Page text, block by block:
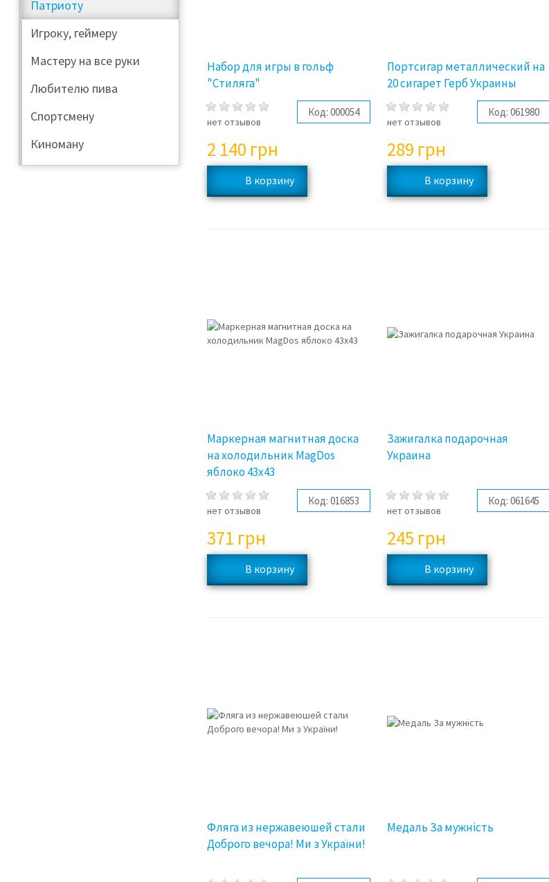
Патриоту
Игроку, геймеру
Мастеру на все руки
Любителю пива
Спортсмену
Киноману
Набор для игры в гольф
"Стиляга"
нет отзывов
Код: 000054
2 140 грн
Портсигар металлический на
20 сигарет Герб Украины
нет отзывов
Код: 061980
289 грн
Маркерная магнитная доска
на холодильник MagDos
яблоко 43x43
нет отзывов
Код: 016853
371 грн
Зажигалка подарочная
Украина
нет отзывов
Код: 061645
245 грн
Фляга из нержавеюшей стали
Доброго вечора! Ми з України!
Медаль За мужнiсть